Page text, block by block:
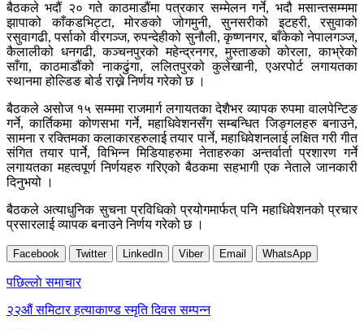
बैठकले भदौं २० गते काठमाडौंमा पत्रकार सम्मेलन गर्ने, भदौ मसान्तसम्ममा
झापाको काँकडभिट्टा, मोरङको जोगमुनी, सुनसरीको इटहरी, रसुवाको
रसुवागढी, पर्साको वीरगञ्ज, रुपन्देहीको सुनौली, कृष्णनगर, बाँकेको नेपालगञ्ज,
कैलालीको धनगढी, कञ्चनपुरको महेन्द्रनगर, मुस्ताङको कोरला, काभ्रेको
साँगा, काठमाडौंको नाकढुंगा, ललितपुरको कुलेखानी, एअरपोर्ट लगायतका
स्थानमा होल्डिङ बोर्ड राख्ने निर्णय गरेको छ ।
बैठकले असोज १५ सम्ममा राजमार्ग लगायतका देशैभर व्यापक रुपमा वालपेन्टिङ
गर्ने, कार्तिकमा कोणसभा गर्ने, महाधिवेशनसँग सम्बन्धित जिङ्गलहरु बनाउने,
सामना र रक्तिमका कलाकारहरुलाई तयार पार्ने, महाधिवेशनलाई लक्षित गरी गीत
संगित तयार पार्ने, विभिन्न मिडियाहरुमा नेताहरुका अन्तर्वार्ता प्रशारण गर्ने
लगायतका महत्वपूर्ण निर्णयहरु गरिएको बैठकमा सहभागी एक नेताले जानकारी
दिनुभयो ।
बैठकले अत्याधुनिक सुचना प्रविधिको प्रयोगमार्फत् पनि महाधिवेशनको प्रचार
प्रसारलाई व्यापक बनाउने निर्णय गरेको छ ।
Facebook Twitter LinkedIn Viber Email WhatsApp
Post
navigation
पछिल्लाे समाचार
२२औं समिटार हत्याकाण्ड स्मृति दिवस सम्पन्न